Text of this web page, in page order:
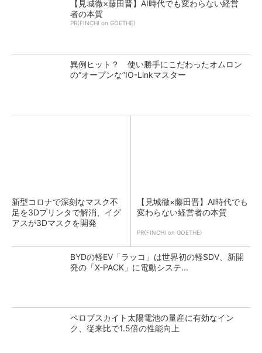
【見城徹×藤田晋】AI時代でも変わらない経営
者の本質
PR(FINCHI on GOETHE)
異例ヒット？ 使い勝手にこだわったオムロン
の“オープンな”IO-Linkマスター
新型コロナで深刻なマスク不
足を3Dプリンタで解消、イグ
アスが3Dマスクを開発
【見城徹×藤田晋】AI時代でも
変わらない経営者の本質
PR(FINCHI on GOETHE)
BYDの軽EV「ラッコ」は世界初の軽SDV、新開
発の「X-PACK」に電動システ...
ペロブスカイト太陽電池の量産に有効なイン
ク、従来比で1.5倍の性能向上